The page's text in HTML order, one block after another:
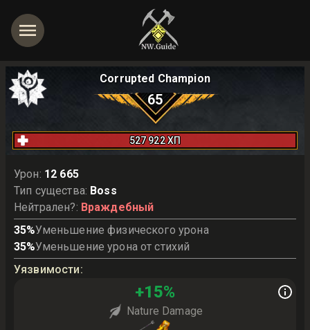
Corrupted Champion
65
527 922ХП
Урон: 12 665
Тип существа: Boss
Нейтрален?: Враждебный
35%Уменьшение физического урона
35%Уменьшение урона от стихий
Уязвимости:
+15%
Nature Damage